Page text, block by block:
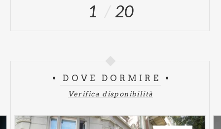
1 20
DOVE DORMIRE
Verifica disponibilità